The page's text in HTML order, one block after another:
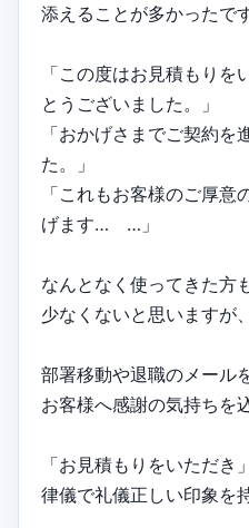
添えることが多かったです
「この度はお見積もり
とうございました。」
「おかげさまでご契約を
た。」
「これもお客様のご厚
げます… …」
なんとなく使ってきた方
少なくないと思いますが、
部署移動や退職のメール
お客様へ感謝の気持ちを
「お見積もりをいただき
律儀で礼儀正しい印象を